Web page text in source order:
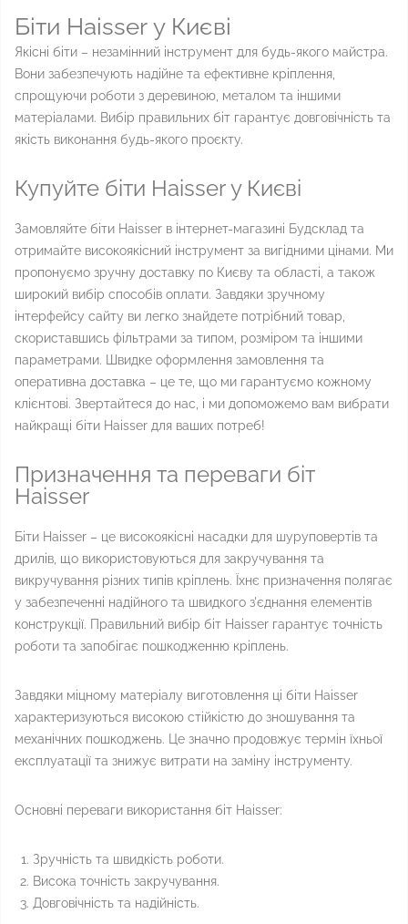
Біти Haisser у Києві
Якісні біти – незамінний інструмент для будь-якого майстра.
Вони забезпечують надійне та ефективне кріплення,
спрощуючи роботи з деревиною, металом та іншими
матеріалами. Вибір правильних біт гарантує довговічність та
якість виконання будь-якого проєкту.
Купуйте біти Haisser у Києві
Замовляйте біти Haisser в інтернет-магазині Будсклад та
отримайте високоякісний інструмент за вигідними цінами. Ми
пропонуємо зручну доставку по Києву та області, а також
широкий вибір способів оплати. Завдяки зручному
інтерфейсу сайту ви легко знайдете потрібний товар,
скориставшись фільтрами за типом, розміром та іншими
параметрами. Швидке оформлення замовлення та
оперативна доставка – це те, що ми гарантуємо кожному
клієнтові. Звертайтеся до нас, і ми допоможемо вам вибрати
найкращі біти Haisser для ваших потреб!
Призначення та переваги біт
Haisser
Біти Haisser – це високоякісні насадки для шуруповертів та
дрилів, що використовуються для закручування та
викручування різних типів кріплень. Їхнє призначення полягає
у забезпеченні надійного та швидкого з'єднання елементів
конструкції. Правильний вибір біт Haisser гарантує точність
роботи та запобігає пошкодженню кріплень.
Завдяки міцному матеріалу виготовлення ці біти Haisser
характеризуються високою стійкістю до зношування та
механічних пошкоджень. Це значно продовжує термін їхньої
експлуатації та знижує витрати на заміну інструменту.
Основні переваги використання біт Haisser:
Зручність та швидкість роботи.
Висока точність закручування.
Довговічність та надійність.